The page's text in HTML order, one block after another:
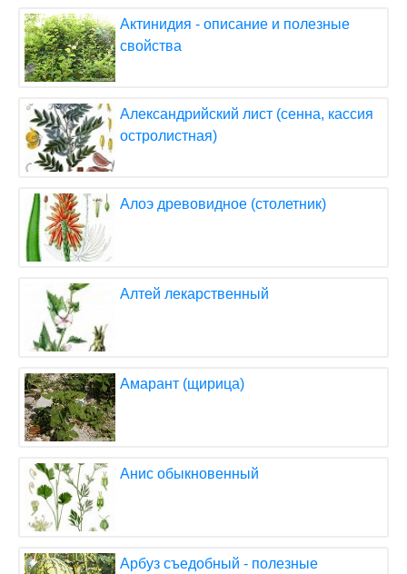
Актинидия - описание и полезные
свойства
Александрийский лист (сенна, кассия
остролистная)
Алоэ древовидное (столетник)
Алтей лекарственный
Амарант (щирица)
Анис обыкновенный
Арбуз съедобный - полезные